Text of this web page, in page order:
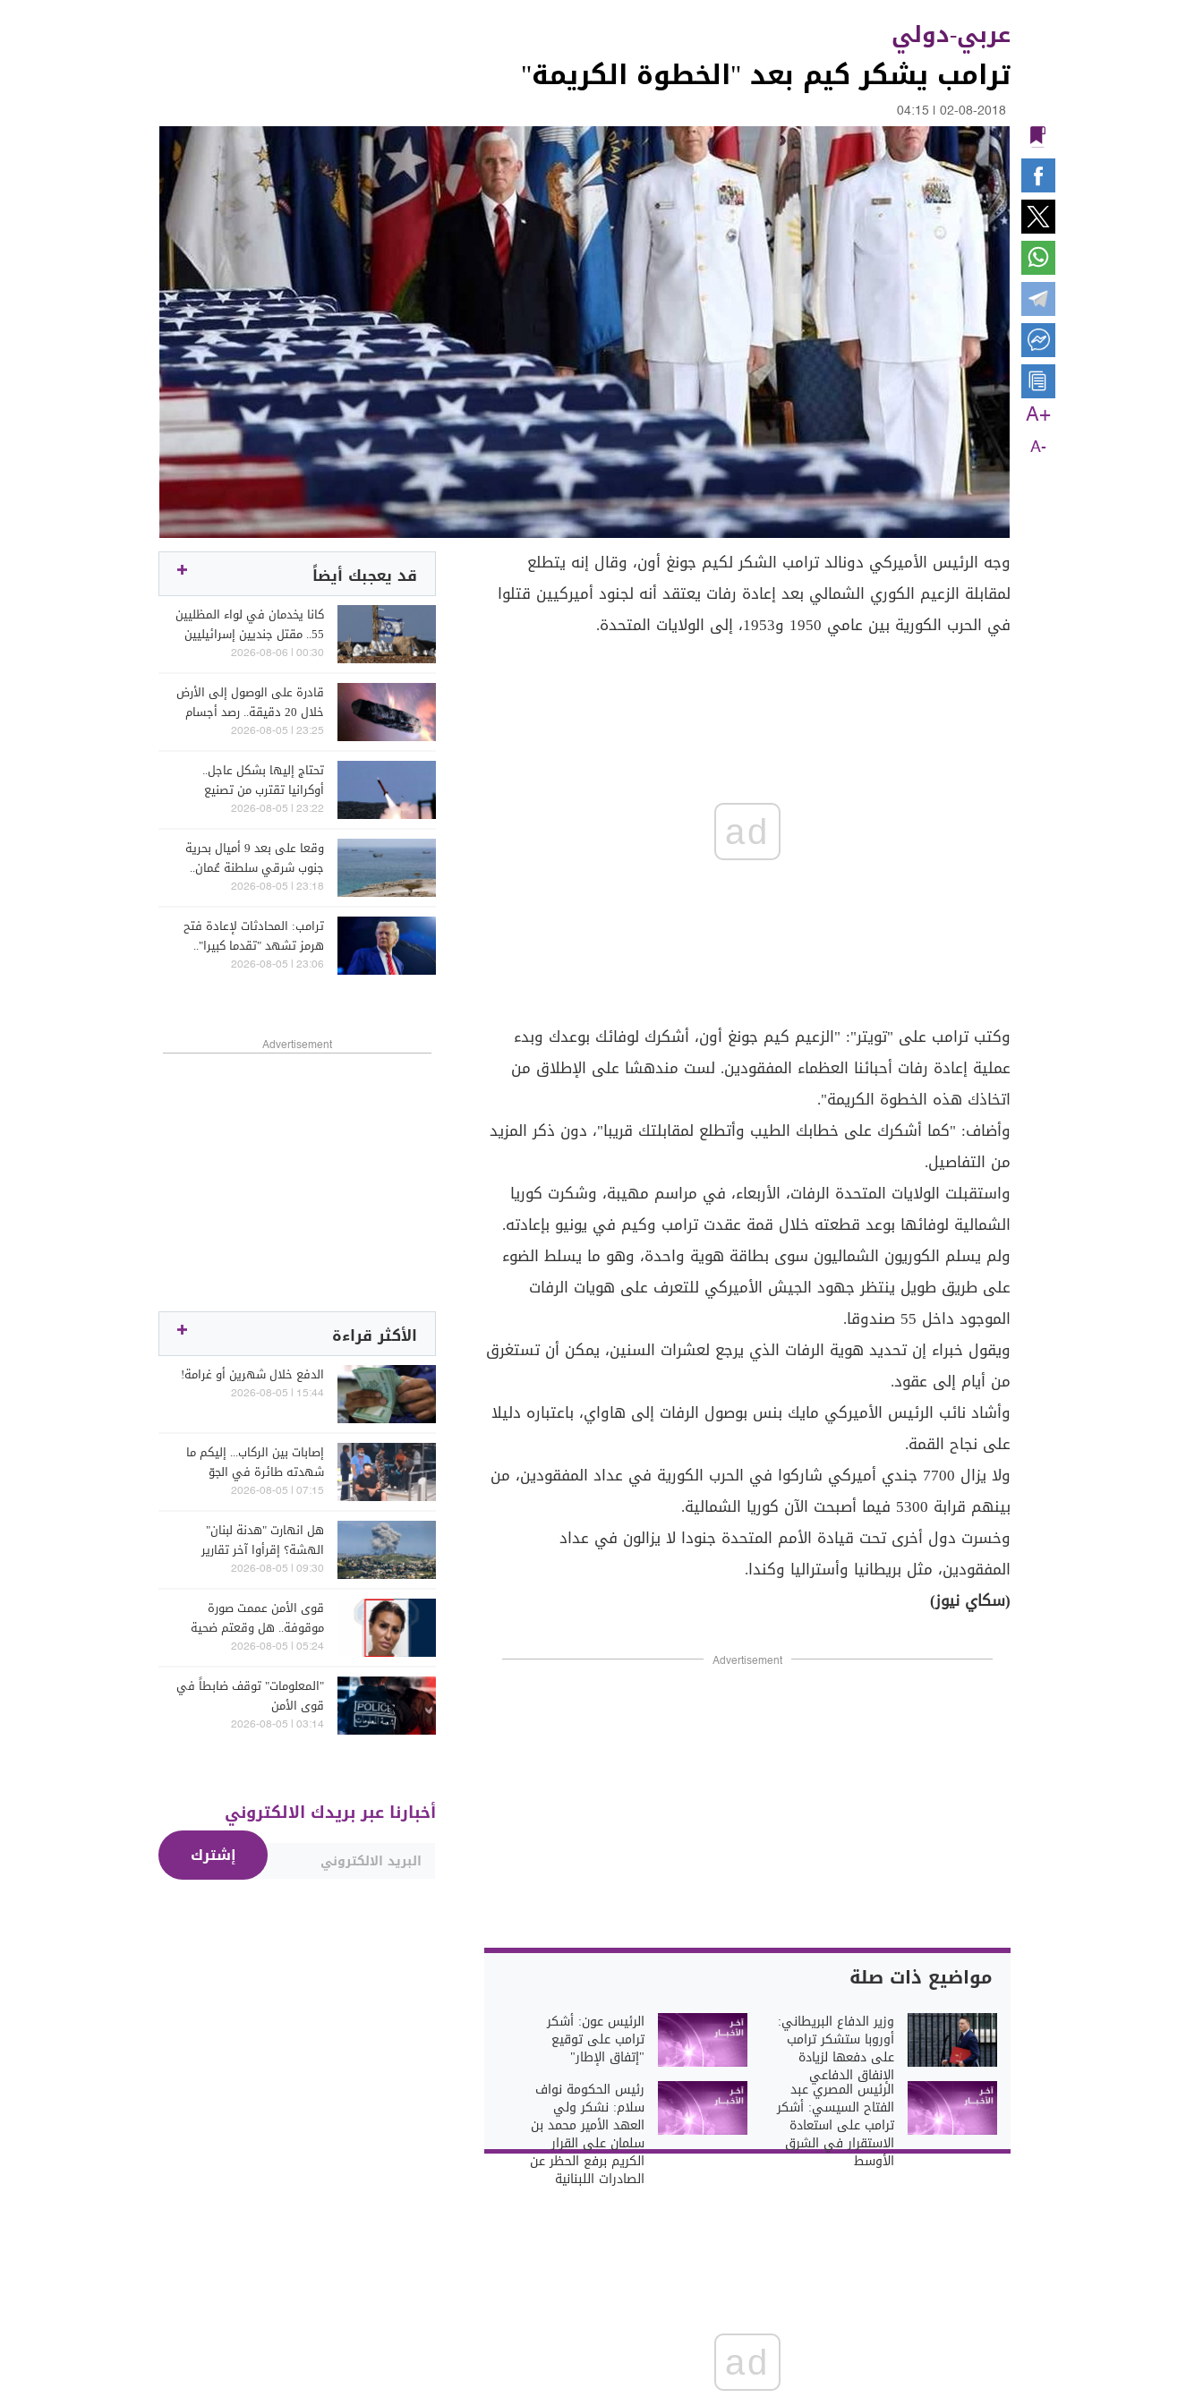
عربي-دولي
ترامب يشكر كيم بعد "الخطوة الكريمة"
02-08-2018
04:15
A+
A-
وجه الرئيس الأميركي دونالد ترامب الشكر لكيم جونغ أون، وقال إنه يتطلع
لمقابلة الزعيم الكوري الشمالي بعد إعادة رفات يعتقد أنه لجنود أميركيين قتلوا
في الحرب الكورية بين عامي 1950 و1953، إلى الولايات المتحدة.
ad
وكتب ترامب على "تويتر": "الزعيم كيم جونغ أون، أشكرك لوفائك بوعدك وبدء
عملية إعادة رفات أحبائنا العظماء المفقودين. لست مندهشا على الإطلاق من
اتخاذك هذه الخطوة الكريمة".
وأضاف: "كما أشكرك على خطابك الطيب وأتطلع لمقابلتك قريبا"، دون ذكر المزيد
من التفاصيل.
واستقبلت الولايات المتحدة الرفات، الأربعاء، في مراسم مهيبة، وشكرت كوريا
الشمالية لوفائها بوعد قطعته خلال قمة عقدت ترامب وكيم في يونيو بإعادته.
ولم يسلم الكوريون الشماليون سوى بطاقة هوية واحدة، وهو ما يسلط الضوء
على طريق طويل ينتظر جهود الجيش الأميركي للتعرف على هويات الرفات
الموجود داخل 55 صندوقا.
ويقول خبراء إن تحديد هوية الرفات الذي يرجع لعشرات السنين، يمكن أن تستغرق
من أيام إلى عقود.
وأشاد نائب الرئيس الأميركي مايك بنس بوصول الرفات إلى هاواي، باعتباره دليلا
على نجاح القمة.
ولا يزال 7700 جندي أميركي شاركوا في الحرب الكورية في عداد المفقودين، من
بينهم قرابة 5300 فيما أصبحت الآن كوريا الشمالية.
وخسرت دول أخرى تحت قيادة الأمم المتحدة جنودا لا يزالون في عداد
المفقودين، مثل بريطانيا وأستراليا وكندا.
(سكاي نيوز)
Advertisement
مواضيع ذات صلة
وزير الدفاع البريطاني:
أوروبا ستشكر ترامب
على دفعها لزيادة
الإنفاق الدفاعي
الرئيس عون: أشكر
ترامب على توقيع
"إتفاق الإطار"
الرئيس المصري عبد
الفتاح السيسي: أشكر
ترامب على استعادة
الاستقرار في الشرق
الأوسط
رئيس الحكومة نواف
سلام: نشكر ولي
العهد الأمير محمد بن
سلمان على القرار
الكريم برفع الحظر عن
الصادرات اللبنانية
ad
قد يعجبك أيضاً
كانا يخدمان في لواء المظليين
55.. مقتل جنديين إسرائيليين
بعبوة ناسفة في جنوب لبنان
00:30 | 2026-08-06
قادرة على الوصول إلى الأرض
خلال 20 دقيقة.. رصد أجسام
غامضة قرب القمر!
23:25 | 2026-08-05
تحتاج إليها بشكل عاجل..
أوكرانيا تقترب من تصنيع
صواريخ "باتريوت"
23:22 | 2026-08-05
وقعا على بعد 9 أميال بحرية
جنوب شرقي سلطنة عُمان..
انفجاران أثناء مرور ناقلة نفط
23:18 | 2026-08-05
ترامب: المحادثات لإعادة فتح
هرمز تشهد "تقدما كبيرا"..
والإعلان قريب
23:06 | 2026-08-05
Advertisement
الأكثر قراءة
الدفع خلال شهرين أو غرامة!
15:44 | 2026-08-05
إصابات بين الركاب... إليكم ما
شهدته طائرة في الجوّ
07:15 | 2026-08-05
هل انهارت "هدنة لبنان"
الهشة؟ إقرأوا آخر تقارير
إسرائيلية
09:30 | 2026-08-05
قوى الأمن عممت صورة
موقوفة.. هل وقعتم ضحية
أعمالها؟
05:24 | 2026-08-05
"المعلومات" توقف ضابطاً في
قوى الأمن
03:14 | 2026-08-05
أخبارنا عبر بريدك الالكتروني
إشترك